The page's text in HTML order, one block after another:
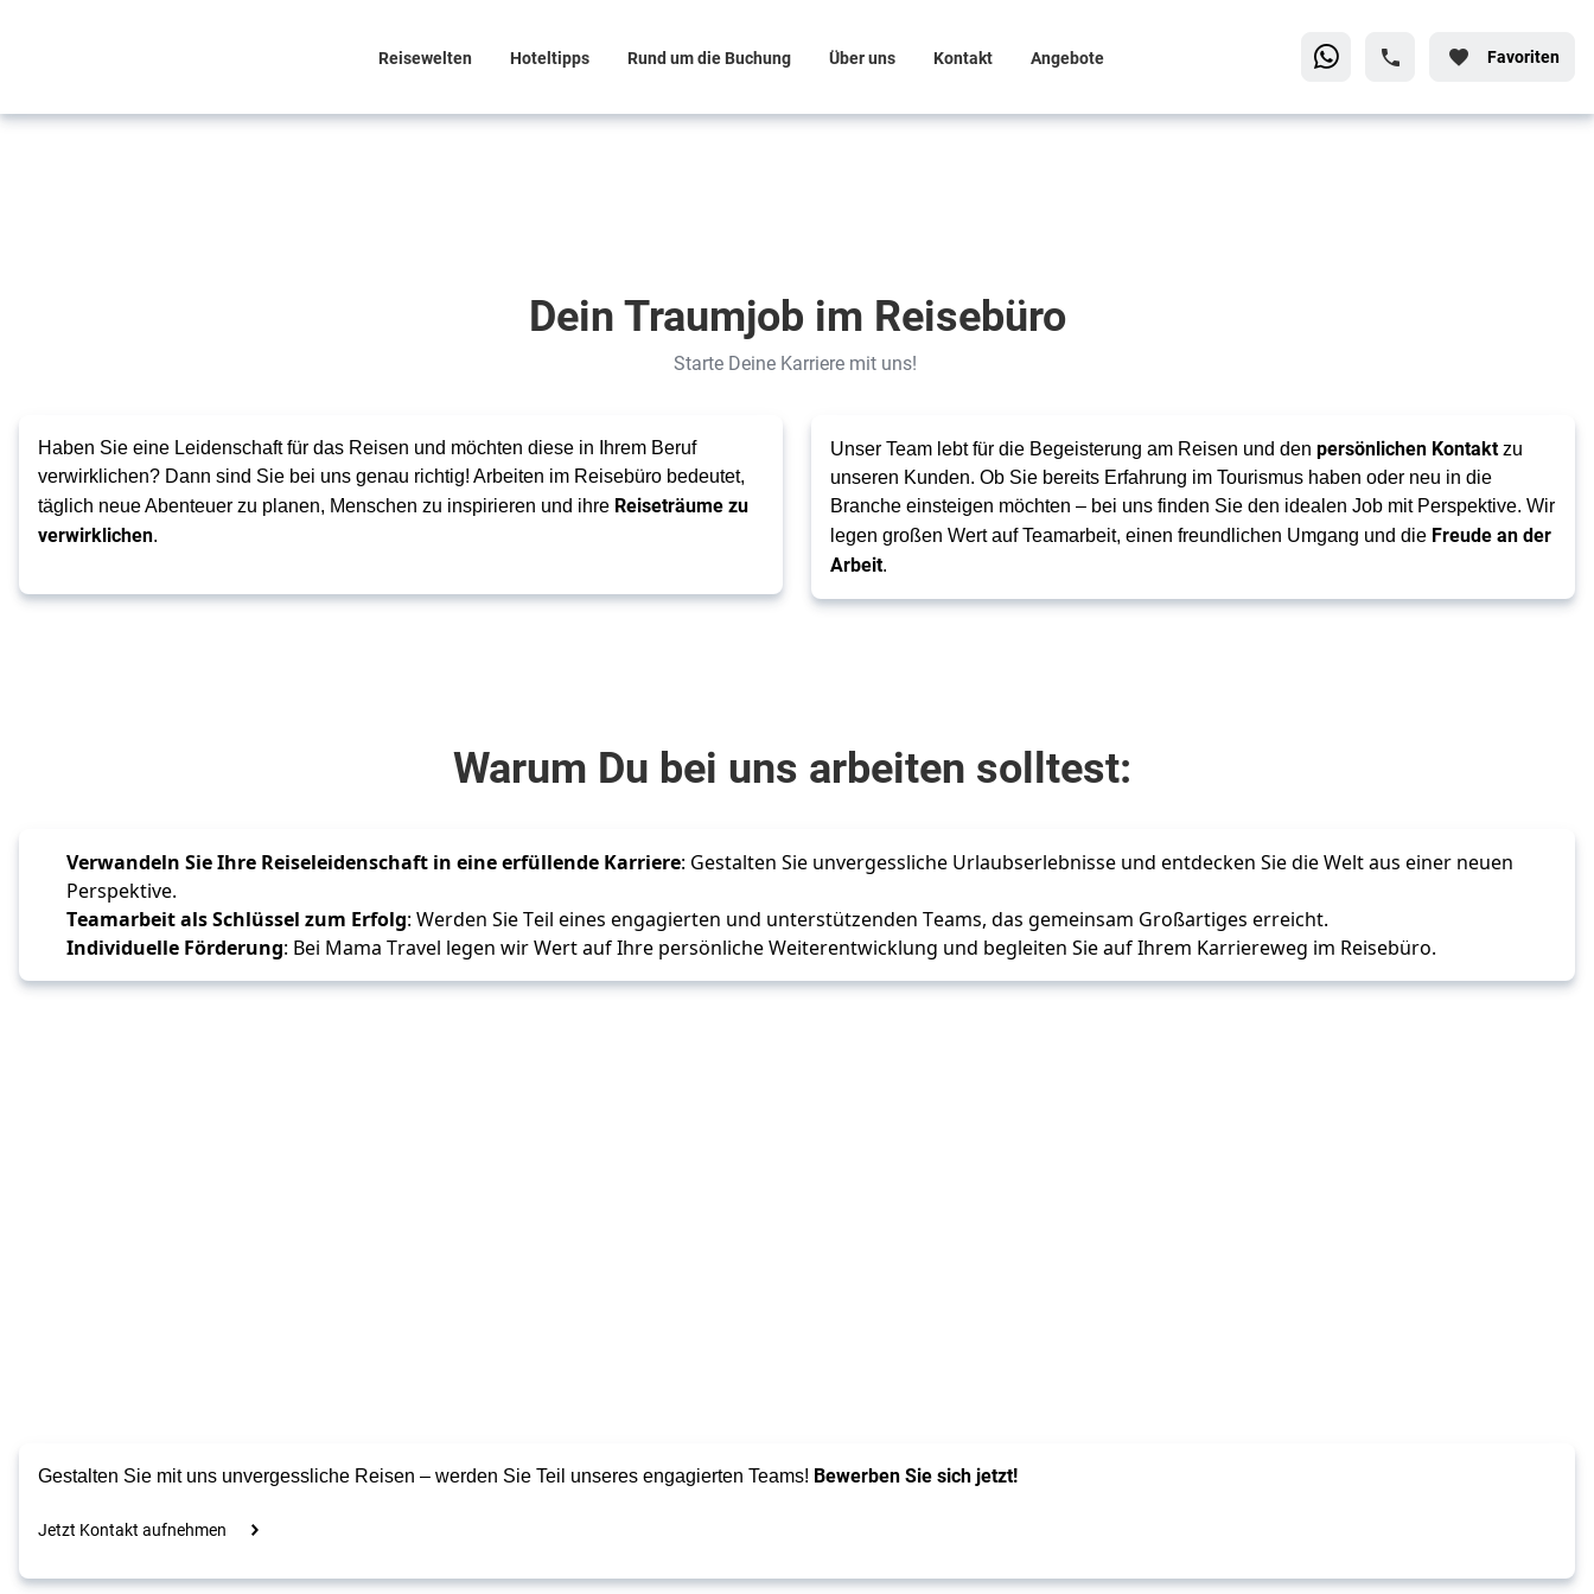
Reisewelten Hoteltipps Rund um die Buchung Über uns Kontakt Angebote Favoriten
in einer
Branche,
Herzen
Dein Traumjob im Reisebüro
Starte Deine Karriere mit uns!
Haben Sie eine Leidenschaft für das Reisen und möchten diese in Ihrem Beruf
verwirklichen? Dann sind Sie bei uns genau richtig! Arbeiten im Reisebüro bedeutet,
täglich neue Abenteuer zu planen, Menschen zu inspirieren und ihre Reiseträume zu
verwirklichen.
Unser Team lebt für die Begeisterung am Reisen und den persönlichen Kontaktzu
unseren Kunden. Ob Sie bereits Erfahrung im Tourismus haben oder neu in die
Branche einsteigen möchten – bei uns finden Sie den idealen Job mit Perspektive. Wir
legen großen Wert auf Teamarbeit, einen freundlichen Umgang und die Freude an der
Arbeit.
Warum Du bei uns arbeiten solltest:
Verwandeln Sie Ihre Reiseleidenschaft in eine erfüllende Karriere: Gestalten Sie unvergessliche Urlaubserlebnisse und entdecken Sie die Welt aus einer neuen
Perspektive.
Teamarbeit als Schlüssel zum Erfolg: Werden Sie Teil eines engagierten und unterstützenden Teams, das gemeinsam Großartiges erreicht.
Individuelle Förderung: Bei Mama Travel legen wir Wert auf Ihre persönliche Weiterentwicklung und begleiten Sie auf Ihrem Karriereweg im Reisebüro.
Gestalten Sie mit uns unvergessliche Reisen – werden Sie Teil unseres engagierten Teams! Bewerben Sie sich jetzt!
Jetzt Kontakt aufnehmen